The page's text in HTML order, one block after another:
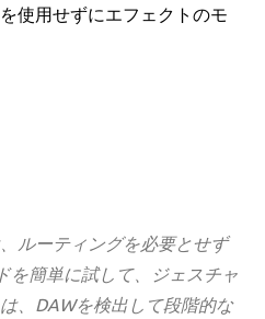
使用せずにエフェクトのモ
ルーティングを必要とせず
を簡単に試して、ジェスチャ
、DAWを検出して段階的な